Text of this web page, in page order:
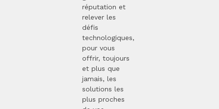
réputation et
relever les
défis
technologiques,
pour vous
offrir, toujours
et plus que
jamais, les
solutions les
plus proches